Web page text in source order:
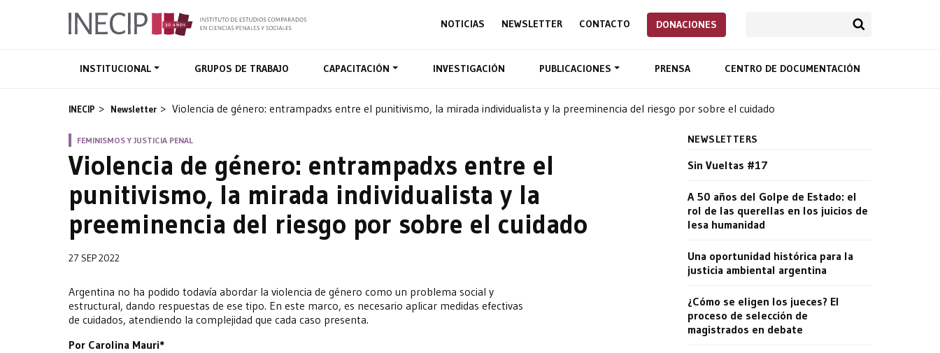
NOTICIAS NEWSLETTER CONTACTO DONACIONES
INSTITUCIONAL GRUPOS DE TRABAJO CAPACITACIÓN INVESTIGACIÓN PUBLICACIONES PRENSA CENTRO DE DOCUMENTACIÓN
INECIP Newsletter Violencia de género: entrampadxs entre el punitivismo, la mirada individualista y la preeminencia del riesgo por sobre el cuidado
FEMINISMOS Y JUSTICIA PENAL
Violencia de género: entrampadxs entre el
punitivismo, la mirada individualista y la
preeminencia del riesgo por sobre el cuidado
27 SEP 2022
Argentina no ha podido todavía abordar la violencia de género como un problema social y
estructural, dando respuestas de ese tipo. En este marco, es necesario aplicar medidas efectivas
de cuidados, atendiendo la complejidad que cada caso presenta.
Por Carolina Mauri*
NEWSLETTERS
Sin Vueltas #17
A 50 años del Golpe de Estado: el
rol de las querellas en los juicios de
lesa humanidad
Una oportunidad histórica para la
justicia ambiental argentina
¿Cómo se eligen los jueces? El
proceso de selección de
magistrados en debate